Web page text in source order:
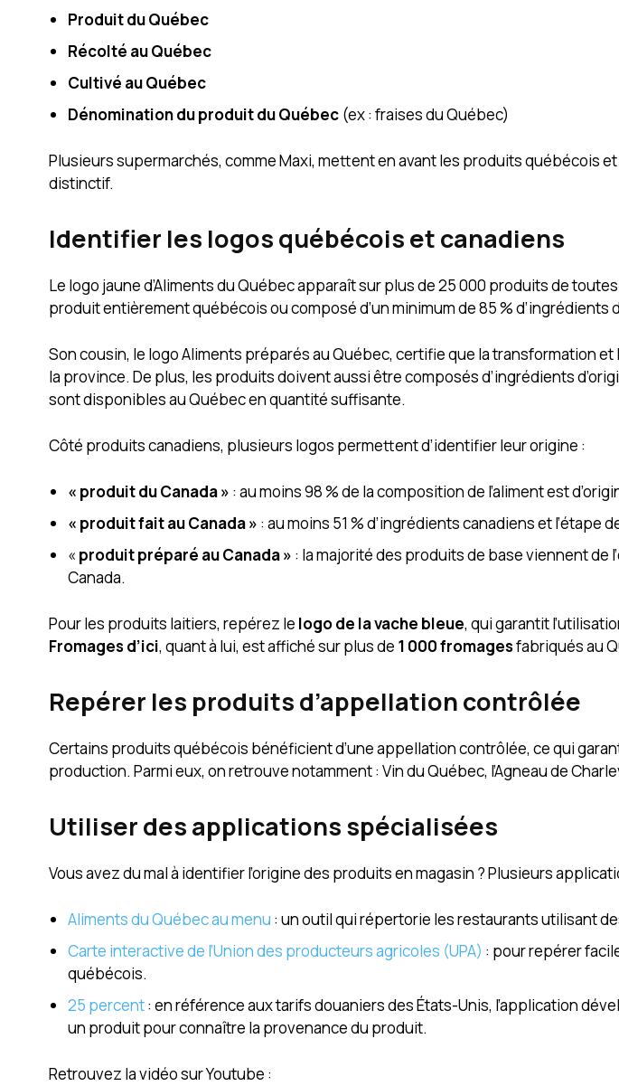
Produit du Québec
Récolté au Québec
Cultivé au Québec
Dénomination du produit du Québec (ex : fraises du Québec)
Plusieurs supermarchés, comme Maxi, mettent en avant les produits québécois et
distinctif.
Identifier les logos québécois et canadiens
Le logo jaune d’Aliments du Québec apparaît sur plus de 25 000 produits de
produit entièrement québécois ou composé d’un minimum de 85 % d’ingrédients
Son cousin, le logo Aliments préparés au Québec, certifie que la transformation et
la province. De plus, les produits doivent aussi être composés d’ingrédients
sont disponibles au Québec en quantité suffisante.
Côté produits canadiens, plusieurs logos permettent d’identifier leur origine :
« produit du Canada » : au moins 98 % de la composition de l’aliment est
« produit fait au Canada » : au moins 51 % d’ingrédients canadiens et l’étape
« produit préparé au Canada » : la majorité des produits de base viennent de
Canada.
Pour les produits laitiers, repérez le logo de la vache bleue, qui garantit
Fromages d’ici, quant à lui, est affiché sur plus de 1 000 fromagesfabriqués au
Repérer les produits d’appellation contrôlée
Certains produits québécois bénéficient d’une appellation contrôlée, ce qui
production. Parmi eux, on retrouve notamment : Vin du Québec, l’Agneau de
Utiliser des applications spécialisées
Vous avez du mal à identifier l’origine des produits en magasin ? Plusieurs
Aliments du Québec au menu : un outil qui répertorie les restaurants utilisant
Carte interactive de l’Union des producteurs agricoles (UPA) : pour repérer
québécois.
25 percent: en référence aux tarifs douaniers des États-Unis, l’application
un produit pour connaître la provenance du produit.
Retrouvez la vidéo sur Youtube :